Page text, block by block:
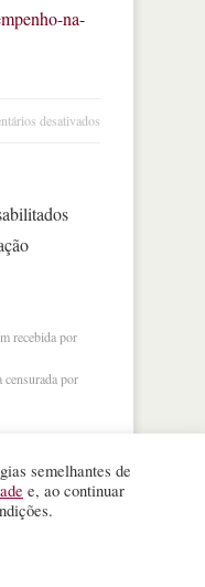
na-
desativados
recebida por
censurada por
reservados.
semelhantes de
e, ao continuar